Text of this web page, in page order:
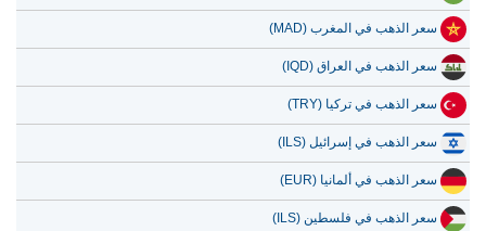
سعر الذهب في المغرب (MAD)
سعر الذهب في العراق (IQD)
سعر الذهب في تركيا (TRY)
سعر الذهب في إسرائيل (ILS)
سعر الذهب في ألمانيا (EUR)
سعر الذهب في فلسطين (ILS)